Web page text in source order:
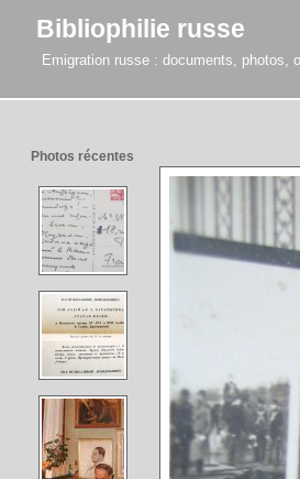
Bibliophilie russe
Emigration russe : documents, photos,
Photos récentes